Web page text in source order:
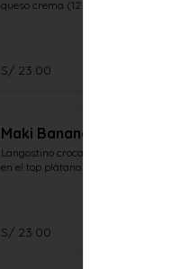
queso crema (12 piezas)
S/ 23.00
Maki Banana
Langostino crocante, queso crema,
en el top plátano. (12 piezas)
S/ 23.00